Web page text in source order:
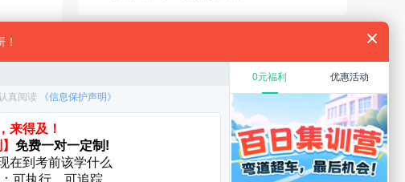
考研规划
享 考研复试
考研调剂
厦门大学 华中科技大学 启航分校